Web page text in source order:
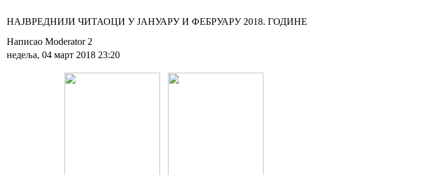
НАЈВРЕДНИЈИ ЧИТАОЦИ У ЈАНУАРУ И ФЕБРУАРУ 2018. ГОДИНЕ
Написао Moderator 2
недеља, 04 март 2018 23:20